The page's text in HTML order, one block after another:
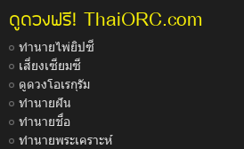
ดูดวงฟรี! ThaiORC.com
ทำนายไพ่ยิปซี
เสี่ยงเซียมซี
ดูดวงโอเรกุรัม
ทำนายฝัน
ทำนายชื่อ
ทำนายพระเคราะห์